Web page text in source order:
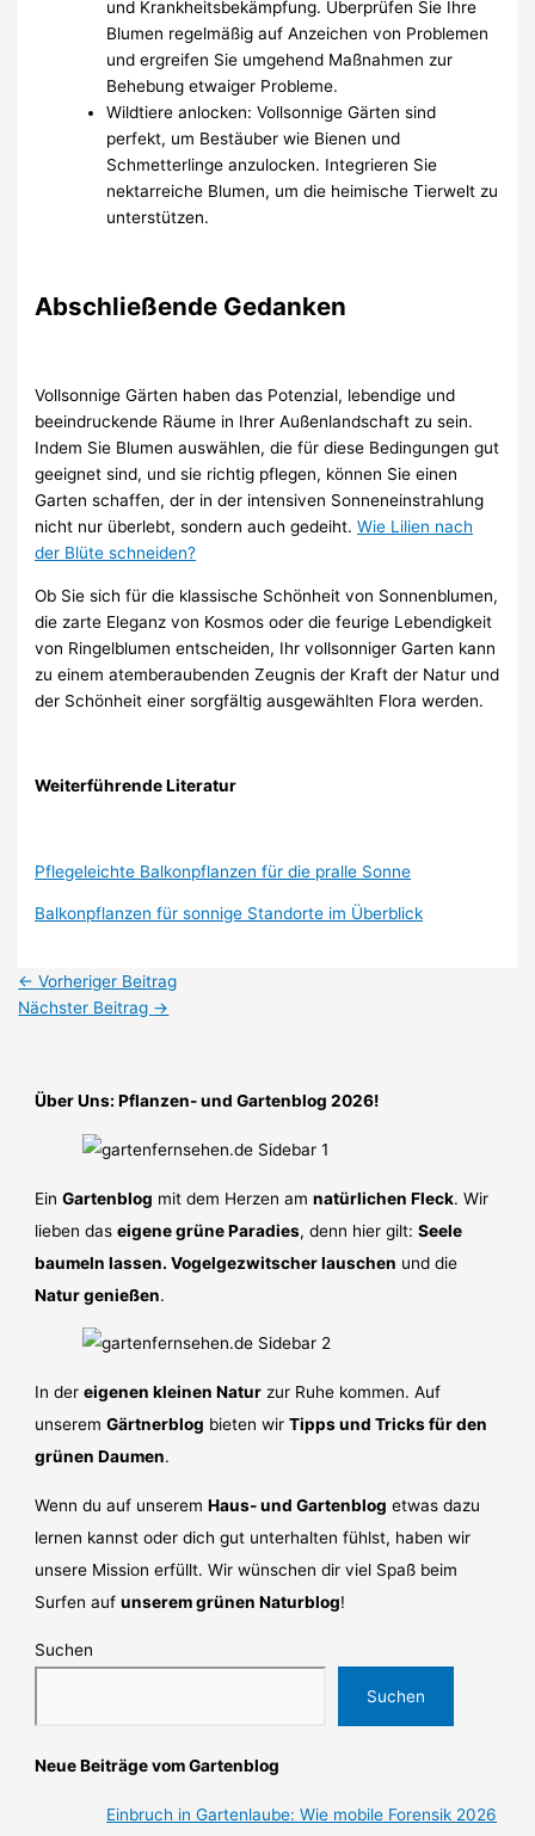
und Krankheitsbekämpfung. Überprüfen Sie Ihre
Blumen regelmäßig auf Anzeichen von Problemen
und ergreifen Sie umgehend Maßnahmen zur
Behebung etwaiger Probleme.
Wildtiere anlocken: Vollsonnige Gärten sind
perfekt, um Bestäuber wie Bienen und
Schmetterlinge anzulocken. Integrieren Sie
nektarreiche Blumen, um die heimische Tierwelt zu
unterstützen.
Abschließende Gedanken
Vollsonnige Gärten haben das Potenzial, lebendige und
beeindruckende Räume in Ihrer Außenlandschaft zu sein.
Indem Sie Blumen auswählen, die für diese Bedingungen gut
geeignet sind, und sie richtig pflegen, können Sie einen
Garten schaffen, der in der intensiven Sonneneinstrahlung
nicht nur überlebt, sondern auch gedeiht.Wie Lilien nach
der Blüte schneiden?
Ob Sie sich für die klassische Schönheit von Sonnenblumen,
die zarte Eleganz von Kosmos oder die feurige Lebendigkeit
von Ringelblumen entscheiden, Ihr vollsonniger Garten kann
zu einem atemberaubenden Zeugnis der Kraft der Natur und
der Schönheit einer sorgfältig ausgewählten Flora werden.
Weiterführende Literatur
Pflegeleichte Balkonpflanzen für die pralle Sonne
Balkonpflanzen für sonnige Standorte im Überblick
← Vorheriger Beitrag
Nächster Beitrag →
Über Uns: Pflanzen- und Gartenblog 2026!
EinGartenblog mit dem Herzen amnatürlichen Fleck. Wir
lieben daseigene grüne Paradies, denn hier gilt:Seele
baumeln lassen. Vogelgezwitscher lauschen und die
Natur genießen.
In dereigenen kleinen Natur zur Ruhe kommen. Auf
unseremGärtnerblog bieten wirTipps und Tricks für den
grünen Daumen.
Wenn du auf unseremHaus- und Gartenblog etwas dazu
lernen kannst oder dich gut unterhalten fühlst, haben wir
unsere Mission erfüllt. Wir wünschen dir viel Spaß beim
Surfen aufunserem grünen Naturblog!
Suchen
Suchen
Neue Beiträge vom Gartenblog
Einbruch in Gartenlaube: Wie mobile Forensik 2026